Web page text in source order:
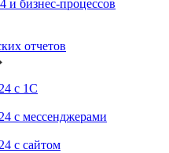
и бизнес-процессов
отчетов
с 1С
с мессенджерами
с сайтом